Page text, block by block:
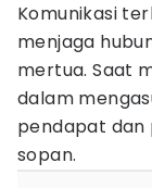
Komunikasi
menjaga
mertua. Saat
dalam
pendapat dan
sopan.